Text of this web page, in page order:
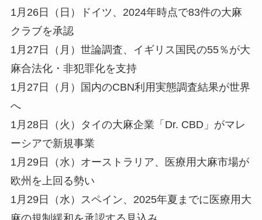
1月26日（日）ドイツ、2024年時点で83件の大麻
クラブを承認
1月27日（月）世論調査、イギリス国民の55％が大
麻合法化・非犯罪化を支持
1月27日（月）国内のCBN利用実態調査結果が世界
へ
1月28日（火）タイの大麻企業「Dr. CBD」がマレ
ーシアで新規事業
1月29日（水）オーストラリア、医療用大麻市場が
欧州を上回る勢い
1月29日（水）スペイン、2025年夏までに医療用大